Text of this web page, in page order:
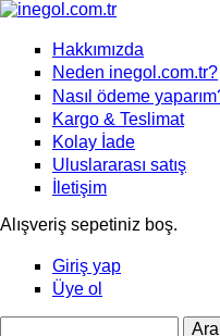
Hakkımızda
Neden inegol.com.tr?
Nasıl ödeme
Kargo & Teslimat
Kolay İade
Uluslararası satış
İletişim
Alışveriş sepetiniz boş.
Giriş yap
Üye ol